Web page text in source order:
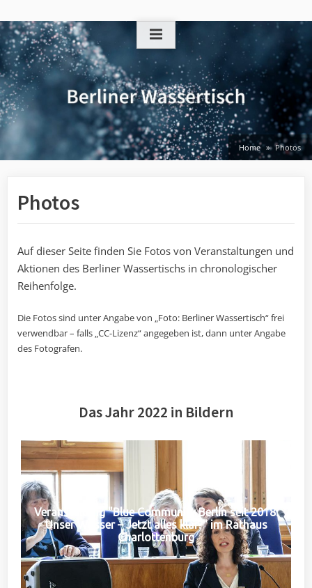
to
content
Home Photos
Photos
Auf dieser Seite finden Sie Fotos von Veranstaltungen und
Aktionen des Berliner Wassertischs in chronologischer
Reihenfolge.
Die Fotos sind unter Angabe von „Foto: Berliner Wassertisch“ frei
verwendbar – falls „CC-Lizenz“ angegeben ist, dann unter Angabe
des Fotografen.
Das Jahr 2022 in Bildern
Veranstaltung "Blue Community Berlin seit 2018:
Unser Wasser – Jetzt alles klar?" im Rathaus
Charlottenburg